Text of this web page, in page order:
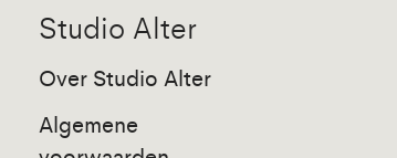
Studio Alter
Over Studio Alter
Algemene